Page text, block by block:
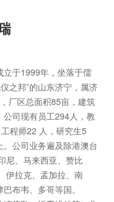
立于1999年，坐落于儒
之邦”的山东济宁，属济
厂区总面积85亩，建筑
司现有员工294人，教
程师22 人，研究生5
公司业务遍及除港澳台
尼、马来西亚、赞比
伊拉克、孟加拉、南
布韦、多哥等国。